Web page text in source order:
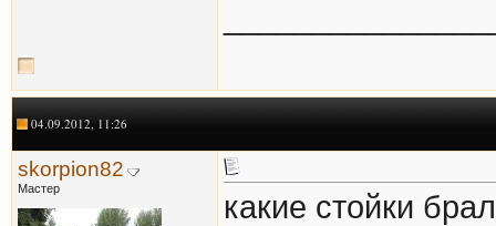
04.09.2012, 11:26
skorpion82
Мастер
какие стойки